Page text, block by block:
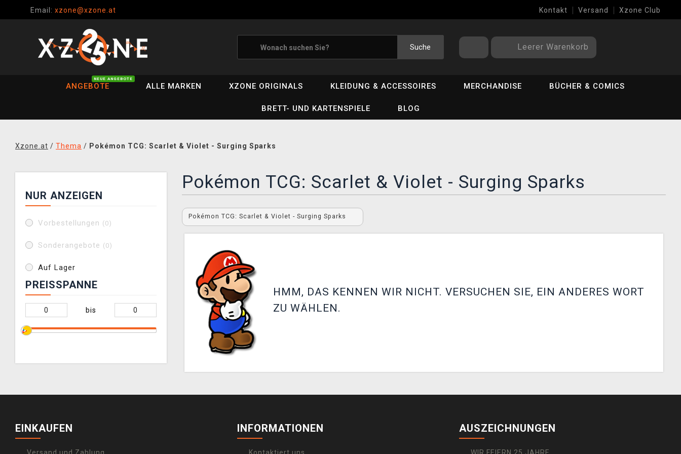
Email: xzone@xzone.at Kontakt Versand Xzone Club
Suche Leerer Warenkorb
ANGEBOTE
NEUE ANGEBOTE
ALLE MARKEN XZONE ORIGINALS KLEIDUNG & ACCESSOIRES MERCHANDISE BÜCHER & COMICS
BRETT- UND KARTENSPIELE BLOG
Xzone.at / Thema / Pokémon TCG: Scarlet & Violet - Surging Sparks
NUR ANZEIGEN
Vorbestellungen (0)
Sonderangebote (0)
Auf Lager
PREISSPANNE
bis
Pokémon TCG: Scarlet & Violet - Surging Sparks
Pokémon TCG: Scarlet & Violet - Surging Sparks
HMM, DAS KENNEN WIR NICHT. VERSUCHEN SIE, EIN ANDERES WORT
ZU WÄHLEN.
EINKAUFEN INFORMATIONEN AUSZEICHNUNGEN